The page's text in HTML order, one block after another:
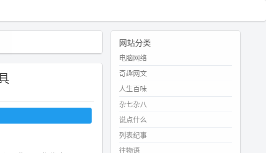
网站分类
电脑网络
奇趣网文
人生百味
杂七杂八
说点什么
列表纪事
往物语